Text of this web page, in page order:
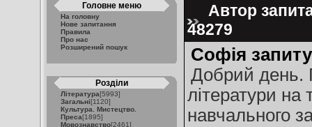
Головне меню
На головну
Нове запитання
Правила
Про нас
Розширений пошук
Розділи
Література[5993]
Загальні[1120]
Культура. Мистецтво.
Преса[1895]
Мовознавство[2461]
Автор
48279
Софія
Добрий день.
літератури на
навчального